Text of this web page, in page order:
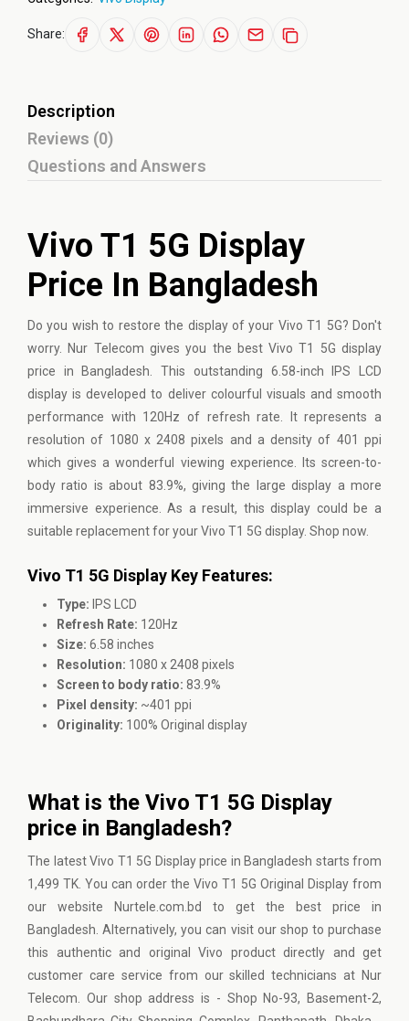
Share:
Description
Reviews (0)
Questions and Answers
Vivo T1 5G Display
Price In Bangladesh
Do you wish to restore the display of your Vivo T1 5G? Don't
worry. Nur Telecom gives you the best Vivo T1 5G display
price in Bangladesh. This outstanding 6.58-inch IPS LCD
display is developed to deliver colourful visuals and smooth
performance with 120Hz of refresh rate. It represents a
resolution of 1080 x 2408 pixels and a density of 401 ppi
which gives a wonderful viewing experience. Its screen-to-
body ratio is about 83.9%, giving the large display a more
immersive experience. As a result, this display could be a
suitable replacement for your Vivo T1 5G display. Shop now.
Vivo T1 5G Display Key Features:
Type: IPS LCD
Refresh Rate: 120Hz
Size: 6.58 inches
Resolution: 1080 x 2408 pixels
Screen to body ratio: 83.9%
Pixel density: ~401 ppi
Originality: 100% Original display
What is the Vivo T1 5G Display
price in Bangladesh?
The latest Vivo T1 5G Display price in Bangladesh starts from
1,499 TK. You can order the Vivo T1 5G Original Display from
our website Nurtele.com.bd to get the best price in
Bangladesh. Alternatively, you can visit our shop to purchase
this authentic and original Vivo product directly and get
customer care service from our skilled technicians at Nur
Telecom. Our shop address is - Shop No-93, Basement-2,